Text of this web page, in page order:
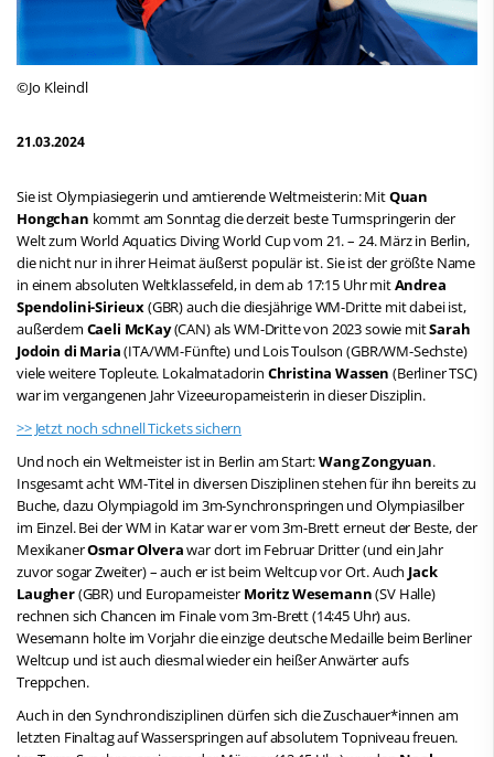
©Jo Kleindl
21.03.2024
Sie ist Olympiasiegerin und amtierende Weltmeisterin: MitQuan
Hongchan kommt am Sonntag die derzeit beste Turmspringerin der
Welt zum World Aquatics Diving World Cup vom 21. – 24. März in Berlin,
die nicht nur in ihrer Heimat äußerst populär ist. Sie ist der größte Name
in einem absoluten Weltklassefeld, in dem ab 17:15 Uhr mitAndrea
Spendolini-Sirieux(GBR) auch die diesjährige WM-Dritte mit dabei ist,
außerdem Caeli McKay(CAN) als WM-Dritte von 2023 sowie mitSarah
Jodoin di Maria(ITA/WM-Fünfte) und Lois Toulson (GBR/WM-Sechste)
viele weitere Topleute. Lokalmatadorin Christina Wassen (Berliner TSC)
war im vergangenen Jahr Vizeeuropameisterin in dieser Disziplin.
>> Jetzt noch schnell Tickets sichern
Und noch ein Weltmeister ist in Berlin am Start:Wang Zongyuan.
Insgesamt acht WM-Titel in diversen Disziplinen stehen für ihn bereits zu
Buche, dazu Olympiagold im 3m-Synchronspringen und Olympiasilber
im Einzel. Bei der WM in Katar war er vom 3m-Brett erneut der Beste, der
MexikanerOsmar Olverawar dort im Februar Dritter (und ein Jahr
zuvor sogar Zweiter) – auch er ist beim Weltcup vor Ort. Auch Jack
Laugher(GBR) und Europameister Moritz Wesemann(SV Halle)
rechnen sich Chancen im Finale vom 3m-Brett (14:45 Uhr) aus.
Wesemann holte im Vorjahr die einzige deutsche Medaille beim Berliner
Weltcup und ist auch diesmal wieder ein heißer Anwärter aufs
Treppchen.
Auch in den Synchrondisziplinen dürfen sich die Zuschauer*innen am
letzten Finaltag auf Wasserspringen auf absolutem Topniveau freuen.